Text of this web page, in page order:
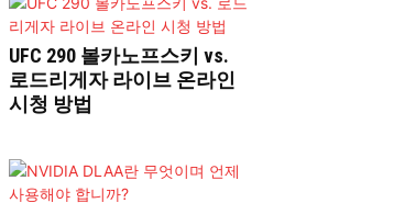
UFC 290 볼카노프스키 vs.
로드리게자 라이브 온라인
시청 방법